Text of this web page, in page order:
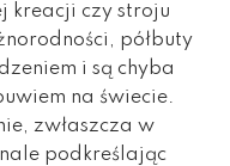
kreacji czy stroju
półbuty
i są chyba
na świecie.
zwłaszcza w
podkreślając